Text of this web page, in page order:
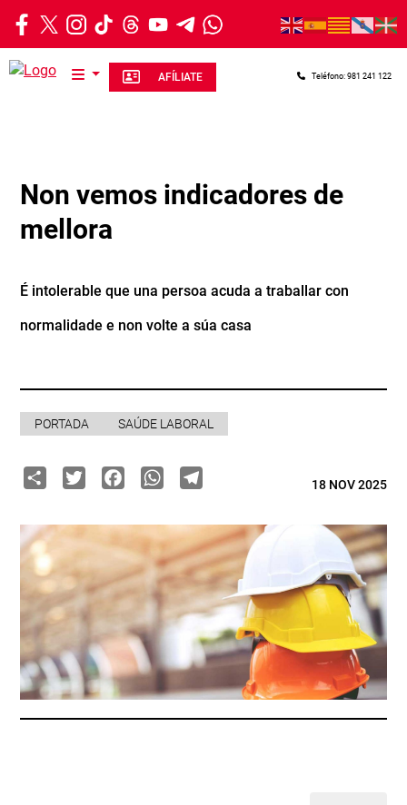
Ir o contido principal
AFÍLIATE Teléfono: 981 241 122
Non vemos indicadores de
mellora
É intolerable que una persoa acuda a traballar con
normalidade e non volte a súa casa
PORTADA SAÚDE LABORAL
ShareTwitterFacebook
WhatsApp
Telegram18 NOV 2025